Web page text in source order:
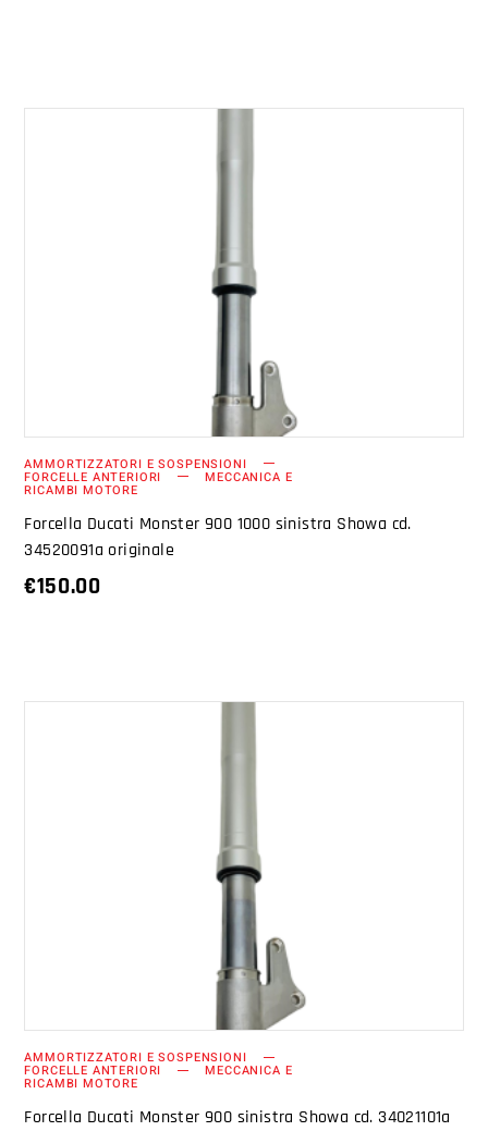
AGGIUNGI AL CARRELLO
AMMORTIZZATORI E SOSPENSIONI
FORCELLE ANTERIORI MECCANICA E
RICAMBI MOTORE
Forcella Ducati Monster 900 1000 sinistra Showa cd.
34520091a originale
€150.00
AGGIUNGI AL CARRELLO
AMMORTIZZATORI E SOSPENSIONI
FORCELLE ANTERIORI MECCANICA E
RICAMBI MOTORE
Forcella Ducati Monster 900 sinistra Showa cd. 34021101a